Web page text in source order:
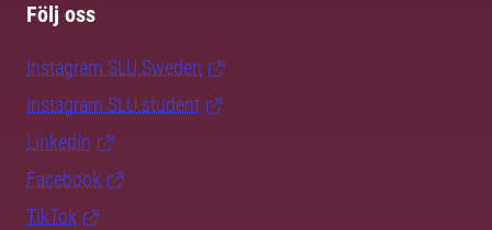
Följ oss
Instagram SLU.Sweden
Instagram SLU.student
LinkedIn
Facebook
TikTok